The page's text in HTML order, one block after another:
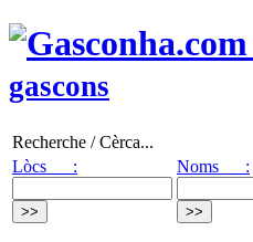
gascons
Recherche / Cèrca...
Lòcs :
Noms :